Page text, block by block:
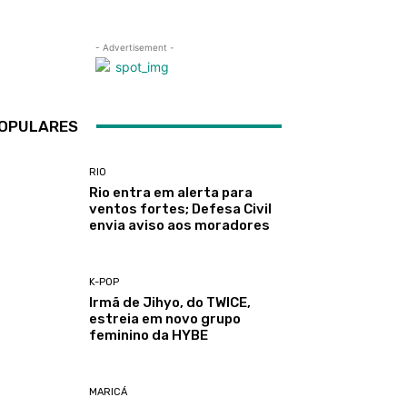
- Advertisement -
RIO
Rio entra em alerta para
ventos fortes; Defesa Civil
envia aviso aos moradores
K-POP
Irmã de Jihyo, do TWICE,
estreia em novo grupo
feminino da HYBE
MARICÁ